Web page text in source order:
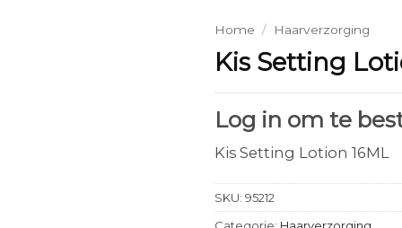
Home / Haarverzorging
Kis Setting
Log in om te
Kis Setting Lotion 16ML
SKU: 95212